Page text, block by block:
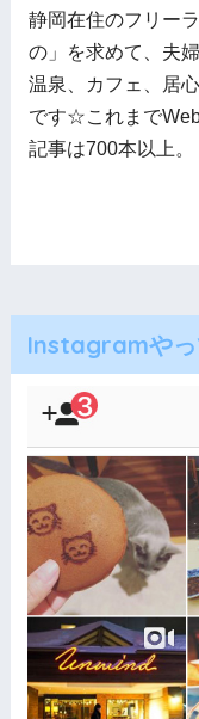
静岡在住のフリー
の」を求めて、夫
温泉、カフェ、居
です☆これまで
記事は700本以上。
Instagramやっ